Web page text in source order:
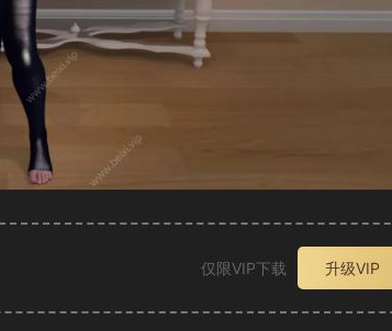
仅限VIP下载 升级VIP